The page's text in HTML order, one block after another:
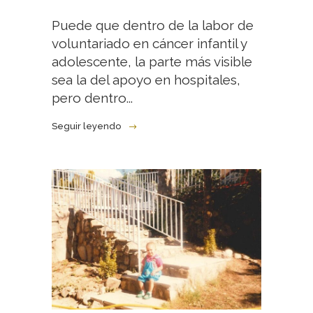
Puede que dentro de la labor de
voluntariado en cáncer infantil y
adolescente, la parte más visible
sea la del apoyo en hospitales,
pero dentro...
Seguir leyendo